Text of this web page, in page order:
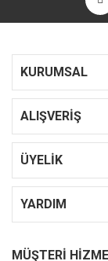
KURUMSAL
ALIŞVERİŞ
ÜYELİK
YARDIM
MÜŞTERİ